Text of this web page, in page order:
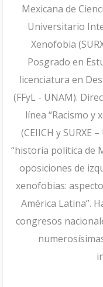
Mexicana de
Universitario
Xenofobia
Posgrado en
licenciatura en
(FFyL - UNAM).
línea “Racismo y
(CEIICH y SURXE
“historia política de
oposiciones de
xenofobias:
América Latina”.
congresos